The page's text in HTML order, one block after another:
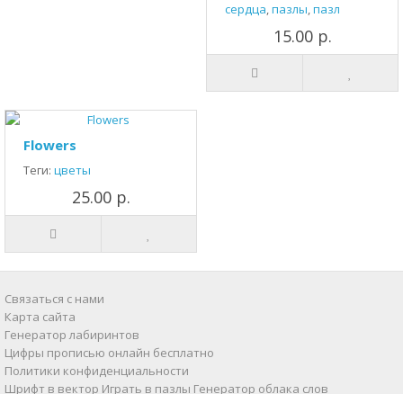
сердца,пазлы,пазл
15.00 р.
Flowers
Теги: цветы
25.00 р.
Связаться с нами
Карта сайта
Генератор лабиринтов
Цифры прописью онлайн бесплатно
Политики конфиденциальности
Шрифт в вектор Играть в пазлы Генератор облака слов